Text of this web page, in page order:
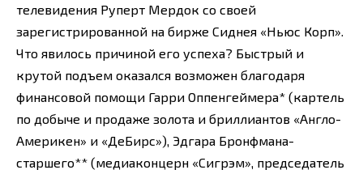
телевидения Руперт Мердок со своей
зарегистрированной на бирже Сиднея «Ньюс Корп».
Что явилось причиной его успеха? Быстрый и
крутой подъем оказался возможен благодаря
финансовой помощи Гарри Оппенгеймера* (картель
по добыче и продаже золота и бриллиантов «Англо-
Америкен» и «ДеБирс»), Эдгара Бронфмана-
старшего** (медиаконцерн «Сигрэм», председатель